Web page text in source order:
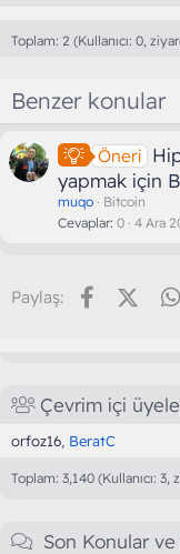
Toplam: 2 (Kullanıcı: 0,
Benzer konular
Öneri
yapmak için
muqo
Bitcoin
Cevaplar 0 4 Ara
Paylaş: Facebook
X
Çevrim içi
orfoz16 BeratC
Toplam: 3,140 (Kullanıcı: 3,
Son Konular